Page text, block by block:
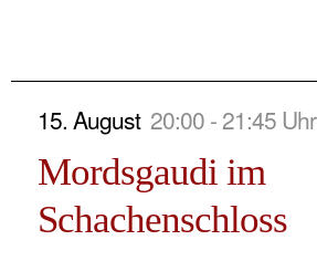
15. August 20:00 - 21:45 Uhr
Mordsgaudi im
Schachenschloss